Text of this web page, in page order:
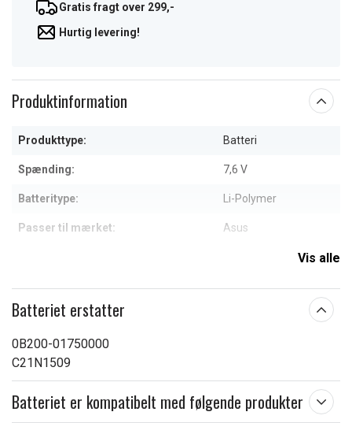
Gratis fragt over 299,-
Hurtig levering!
Produktinformation
Produkttype: Batteri
Spænding: 7,6 V
Batteritype: Li-Polymer
Passer til mærket: Asus
Vis alle
Batteriet erstatter
0B200-01750000
C21N1509
Batteriet er kompatibelt med følgende produkter